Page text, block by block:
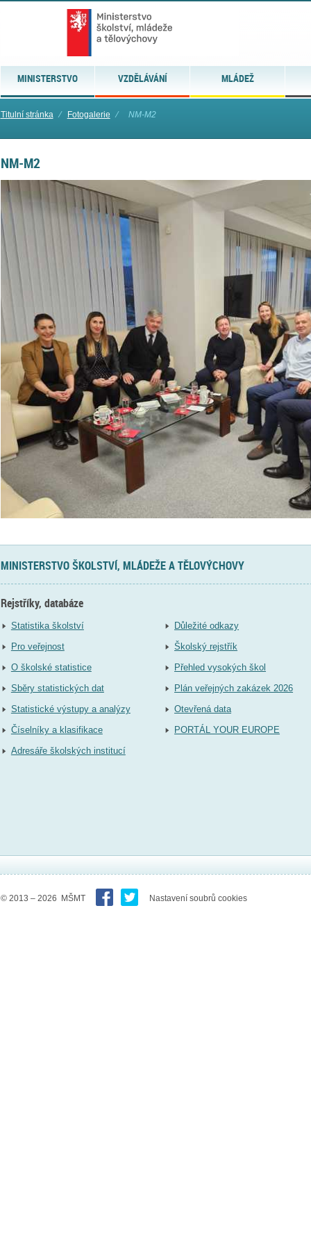
MINISTERSTVO VZDĚLÁVÁNÍ MLÁDEŽ
Titulní stránka ⁄ Fotogalerie ⁄ NM-M2
NM-M2
MINISTERSTVO ŠKOLSTVÍ, MLÁDEŽE A TĚLOVÝCHOVY
Rejstříky, databáze
Statistika školství
Pro veřejnost
O školské statistice
Sběry statistických dat
Statistické výstupy a analýzy
Číselníky a klasifikace
Adresáře školských institucí
Důležité odkazy
Školský rejstřík
Přehled vysokých škol
Plán veřejných zakázek 2026
Otevřená data
PORTÁL YOUR EUROPE
© 2013 – 2026 MŠMT Nastavení soubrů cookies